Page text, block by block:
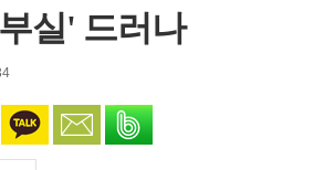
실' 드러나
유
공유
카카오 스토리로 공유
카카오톡으로 공유
문자로 공유